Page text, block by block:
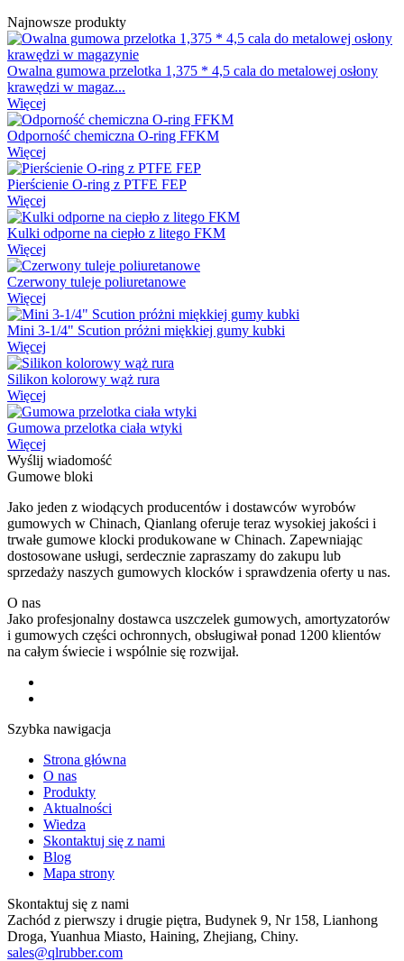
Najnowsze produkty
Owalna gumowa przelotka 1,375 * 4,5 cala do metalowej osłony
krawędzi w magaz...
Więcej
Odporność chemiczna O-ring FFKM
Więcej
Pierścienie O-ring z PTFE FEP
Więcej
Kulki odporne na ciepło z litego FKM
Więcej
Czerwony tuleje poliuretanowe
Więcej
Mini 3-1/4" Scution próżni miękkiej gumy kubki
Więcej
Silikon kolorowy wąż rura
Więcej
Gumowa przelotka ciała wtyki
Więcej
Wyślij wiadomość
Gumowe bloki
Jako jeden z wiodących producentów i dostawców wyrobów
gumowych w Chinach, Qianlang oferuje teraz wysokiej jakości i
trwałe gumowe klocki produkowane w Chinach. Zapewniając
dostosowane usługi, serdecznie zapraszamy do zakupu lub
sprzedaży naszych gumowych klocków i sprawdzenia oferty u nas.
O nas
Jako profesjonalny dostawca uszczelek gumowych, amortyzatorów
i gumowych części ochronnych, obsługiwał ponad 1200 klientów
na całym świecie i wspólnie się rozwijał.
Szybka nawigacja
Strona główna
O nas
Produkty
Aktualności
Wiedza
Skontaktuj się z nami
Blog
Mapa strony
Skontaktuj się z nami
Zachód z pierwszy i drugie piętra, Budynek 9, Nr 158, Lianhong
Droga, Yuanhua Miasto, Haining, Zhejiang, Chiny.
sales@qlrubber.com